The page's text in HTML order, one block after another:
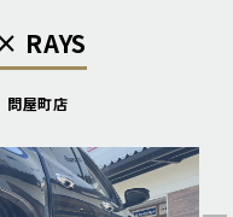
RAYS
問屋町店